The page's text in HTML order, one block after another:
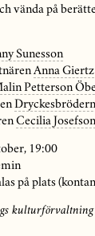
vända på
Sunesson
Anna Giertz
Petterson
Cecilia Josefson
19:00
på plats
kulturförvaltning